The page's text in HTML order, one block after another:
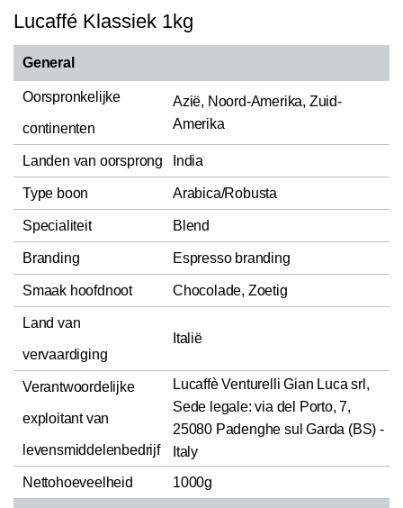
Lucaffé Klassiek 1kg
General
Oorspronkelijke
continenten
Azië, Noord-Amerika, Zuid-
Amerika
Landen van oorsprong India
Type boon Arabica/Robusta
Specialiteit Blend
Branding Espresso branding
Smaak hoofdnoot Chocolade, Zoetig
Land van
vervaardiging
Italië
Verantwoordelijke
exploitant van
levensmiddelenbedrijf
Lucaffè Venturelli Gian Luca srl,
Sede legale: via del Porto, 7,
25080 Padenghe sul Garda (BS) -
Italy
Nettohoeveelheid
1000g